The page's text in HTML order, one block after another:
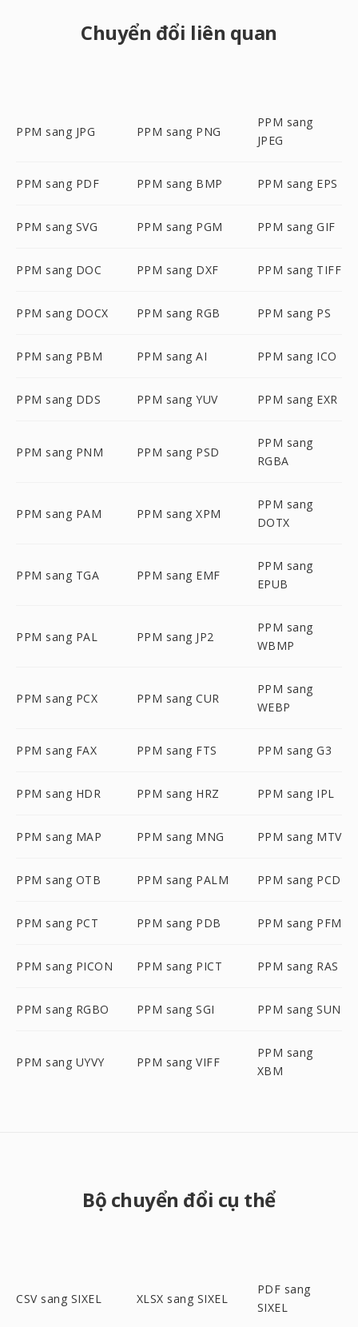
Chuyển đổi liên quan
PPM sang JPG PPM sang PNG
PPM sang
JPEG
PPM sang PDF PPM sang BMP PPM sang EPS
PPM sang SVG PPM sang PGM PPM sang GIF
PPM sang DOC PPM sang DXF PPM sang TIFF
PPM sang DOCX PPM sang RGB PPM sang PS
PPM sang PBM PPM sang AI PPM sang ICO
PPM sang DDS PPM sang YUV PPM sang EXR
PPM sang PNM PPM sang PSD
PPM sang
RGBA
PPM sang PAM PPM sang XPM
PPM sang
DOTX
PPM sang TGA PPM sang EMF
PPM sang
EPUB
PPM sang PAL PPM sang JP2
PPM sang
WBMP
PPM sang PCX PPM sang CUR
PPM sang
WEBP
PPM sang FAX PPM sang FTS PPM sang G3
PPM sang HDR PPM sang HRZ PPM sang IPL
PPM sang MAP PPM sang MNG PPM sang MTV
PPM sang OTB PPM sang PALM PPM sang PCD
PPM sang PCT PPM sang PDB PPM sang PFM
PPM sang PICON PPM sang PICT PPM sang RAS
PPM sang RGBO PPM sang SGI PPM sang SUN
PPM sang UYVY PPM sang VIFF
PPM sang
XBM
Bộ chuyển đổi cụ thể
CSV sang SIXEL XLSX sang SIXEL
PDF sang
SIXEL